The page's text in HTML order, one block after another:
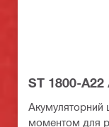
ST 1800-
Акумуляторний
моментом для